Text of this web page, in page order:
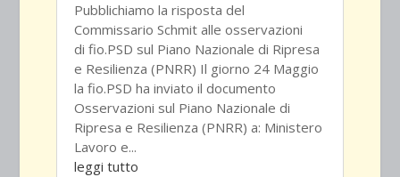
Pubblichiamo la risposta del
Commissario Schmit alle osservazioni
di fio.PSD sul Piano Nazionale di Ripresa
e Resilienza (PNRR) Il giorno 24 Maggio
la fio.PSD ha inviato il documento
Osservazioni sul Piano Nazionale di
Ripresa e Resilienza (PNRR) a: Ministero
Lavoro e...
leggi tutto